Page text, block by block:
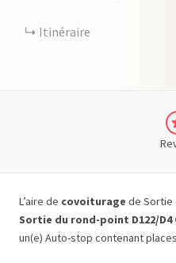
Itinéraire
L’aire de covoiturage de Sortie
Sortie du rond-point D122/D4
un(e) Auto-stop contenant places